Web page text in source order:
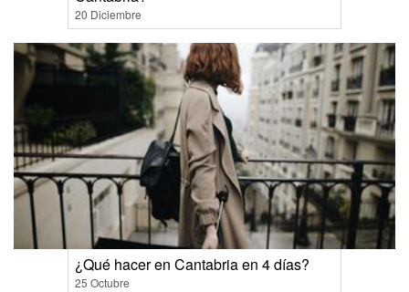
20 Diciembre
¿Qué hacer en Cantabria en 4 días?
25 Octubre